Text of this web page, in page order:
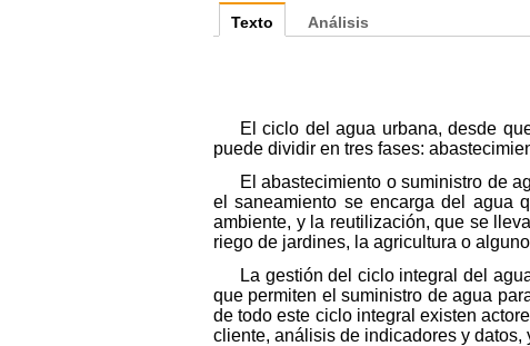
Texto
El ciclo del agua urbana, desde
puede dividir en tres fases:
El abastecimiento o suministro de
el saneamiento se encarga del agua
ambiente, y la reutilización, que se
riego de jardines, la agricultura o
La gestión del ciclo integral del
que permiten el suministro de agua
de todo este ciclo integral existen
cliente, análisis de indicadores y
Análisis